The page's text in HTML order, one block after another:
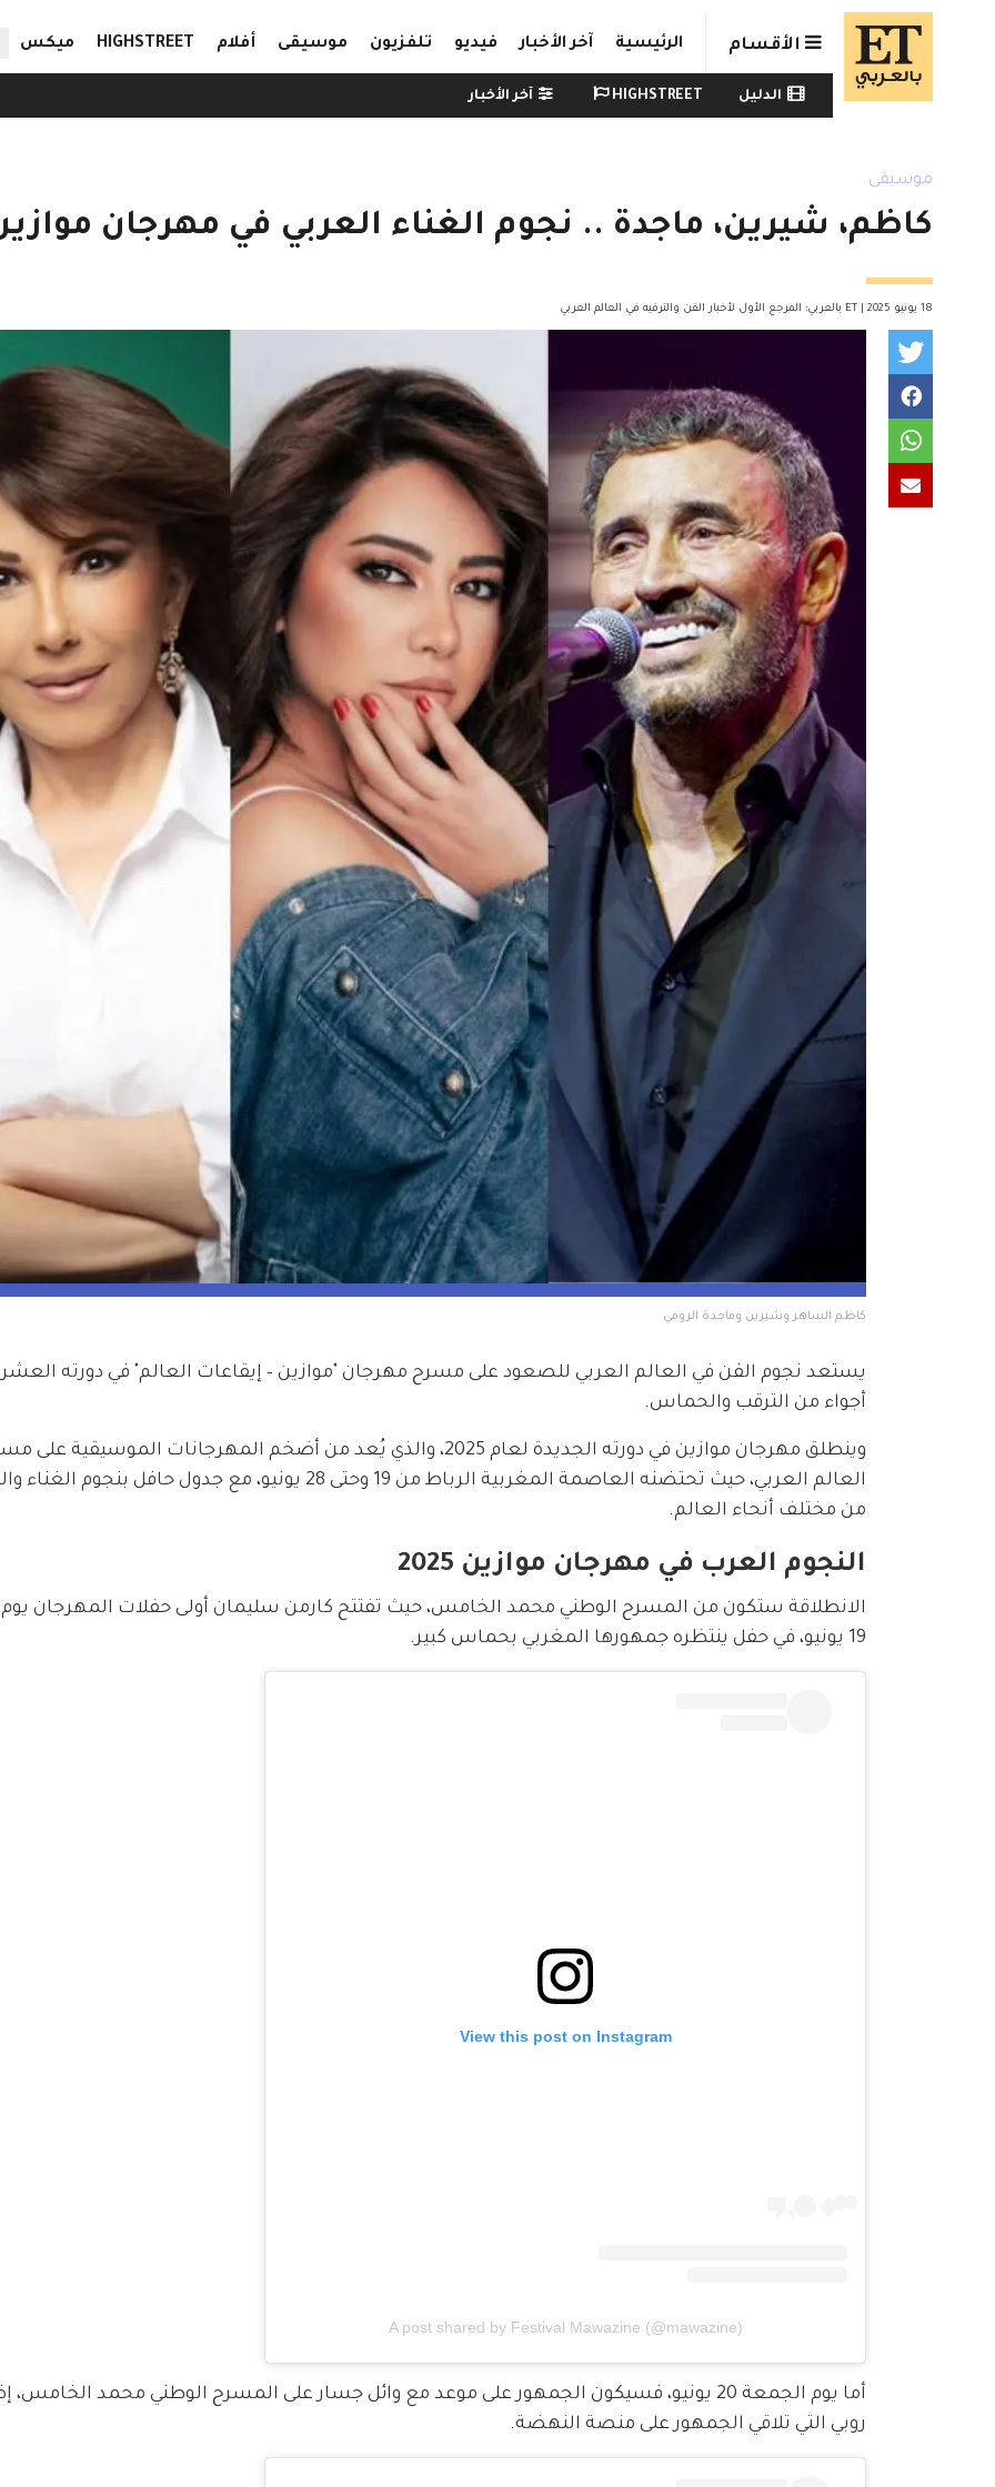
Skip to main content
الأقسام الرئيسية آخر الأخبار فيديو تلفزيون موسيقى أفلام HIGHSTREET ميكس
Watch menu
الدليل HIGHSTREET آخر الأخبار
موسيقى
كاظم، شيرين، ماجدة .. نجوم الغناء العربي في مهرجان
18 يونيو 2025 | ET بالعربي: المرجع الأول لأخبار الفن والترفيه في العالم العربي
كاظم الساهر وشيرين وماجدة الرومي
يستعد نجوم الفن في العالم العربي للصعود على مسرح مهرجان "موازين – إيقاعات العالم" في دورته
أجواء من الترقب والحماس.
وينطلق مهرجان موازين في دورته الجديدة لعام 2025، والذي يُعد من أضخم المهرجانات الموسيقية
العالم العربي، حيث تحتضنه العاصمة المغربية الرباط من 19 وحتى 28 يونيو، مع جدول حافل
من مختلف أنحاء العالم.
النجوم العرب في مهرجان موازين 2025
الانطلاقة ستكون من المسرح الوطني محمد الخامس، حيث تفتتح كارمن سليمان أولى حفلات المهرجان
19 يونيو، في حفل ينتظره جمهورها المغربي بحماس كبير.
View this post on Instagram
A post shared by Festival Mawazine (@mawazine)
أما يوم الجمعة 20 يونيو، فسيكون الجمهور على موعد مع وائل جسار على المسرح الوطني محمد الخامس،
روبي التي تلاقي الجمهور على منصة النهضة.